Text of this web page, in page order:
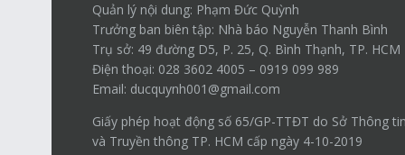
Quản lý nội dung: Phạm Đức Quỳnh
Trưởng ban biên tập: Nhà báo Nguyễn Thanh Bình
Trụ sở: 49 đường D5, P. 25, Q. Bình Thạnh, TP. HCM
Điện thoại: 028 3602 4005 – 0919 099 989
Email: ducquynh001@gmail.com
Giấy phép hoạt động số 65/GP-TTĐT do Sở Thông
và Truyền thông TP. HCM cấp ngày 4-10-2019